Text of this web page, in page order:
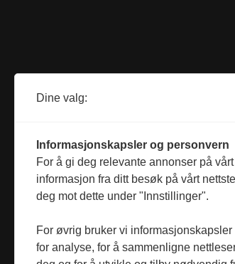
Dine valg:
Informasjonskapsler og personvern
For å gi deg relevante annonser på
informasjon fra ditt besøk på vårt
deg mot dette under "Innstillinger".
For øvrig bruker vi
for analyse, for å sammenligne